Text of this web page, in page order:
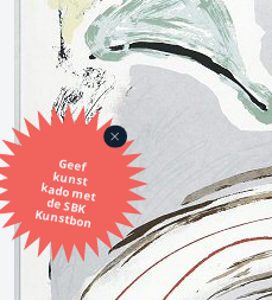
Geef
kunst
kado met
de SBK
Kunstbon